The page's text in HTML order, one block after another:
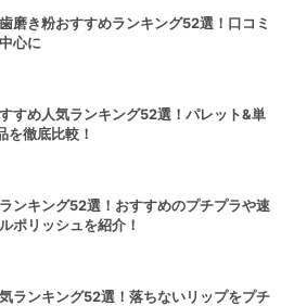
磨き粉おすすめランキング52選！口コミ
心に
すめ人気ランキング52選！パレット&単
を徹底比較！
ンキング52選！おすすめのプチプラや速
ポリッシュを紹介！
ランキング52選！落ちないリップをプチ